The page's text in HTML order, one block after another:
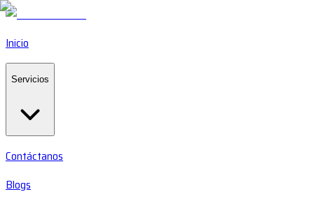
Inicio
Servicios
Contáctanos
Blogs